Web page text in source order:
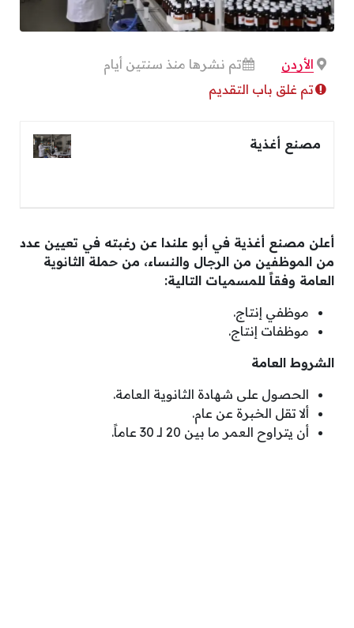
الأردن
تم نشرها منذ سنتين أيام
تم غلق باب التقديم
مصنع أغذية
أعلن مصنع أغذية في أبو علندا عن رغبته في تعيين عدد
من الموظفين من الرجال والنساء، من حملة الثانوية
العامة وفقاً للمسميات التالية:
موظفي إنتاج.
موظفات إنتاج.
الشروط العامة
الحصول على شهادة الثانوية العامة.
ألا تقل الخبرة عن عام.
أن يتراوح العمر ما بين 20 لـ 30 عاماً.